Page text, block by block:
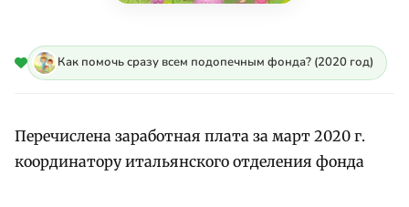
Как помочь сразу всем подопечным фонда? (2020 год)
Перечислена заработная плата за март 2020 г.
координатору итальянского отделения фонда